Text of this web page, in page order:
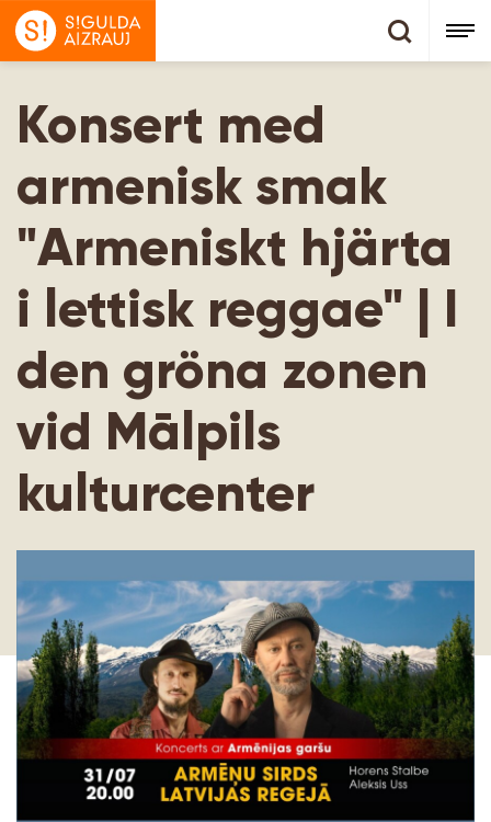
Konsert med
armenisk smak
"Armeniskt hjärta
i lettisk reggae" | I
den gröna zonen
vid Mālpils
kulturcenter